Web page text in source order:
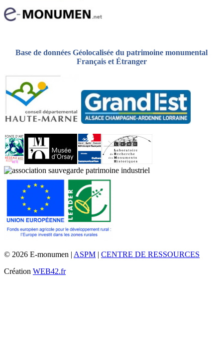
Base de données Géolocalisée du patrimoine monumental
Français et Étranger
© 2026 E-monumen | ASPM | CENTRE DE RESSOURCES
Création WEB42.fr